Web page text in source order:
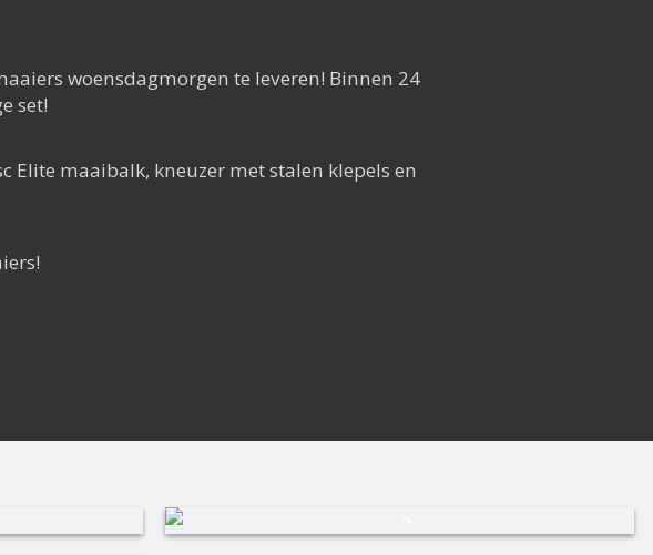
woensdagmorgen te leveren! Binnen 24
set!
Elite maaibalk, kneuzer met stalen klepels en